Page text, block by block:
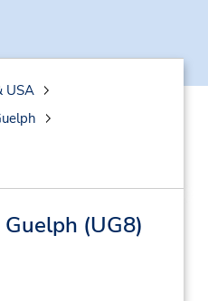
USA
(UG8)